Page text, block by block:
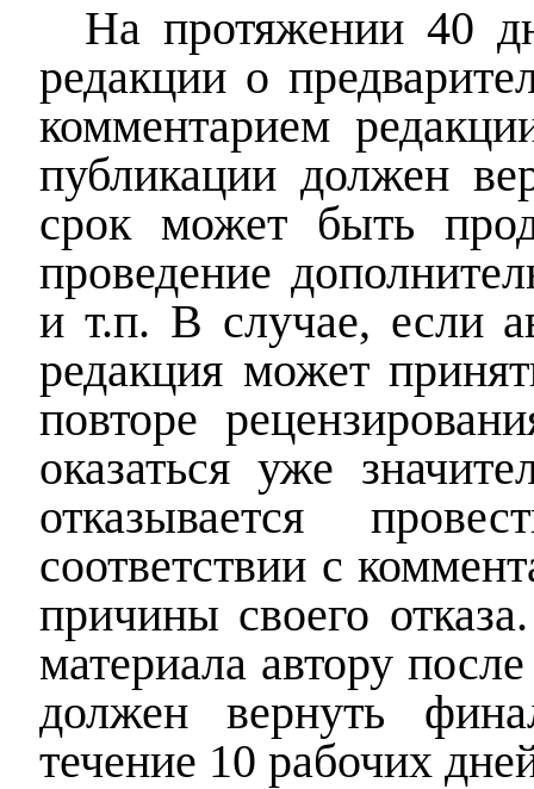
На протяжении 40
редакции о
комментарием
публикации должен
срок может быть
проведение
и т.п. В случае, если
редакция может
повторе
оказаться уже
отказывается
соответствии с
причины своего отказа.
материала автору
должен вернуть
течение 10 рабочих